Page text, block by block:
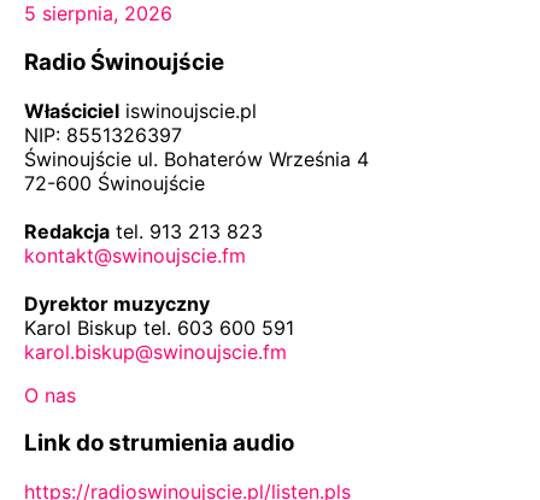
5 sierpnia, 2026
Radio Świnoujście
Właściciel iswinoujscie.pl
NIP: 8551326397
Świnoujście ul. Bohaterów Września 4
72-600 Świnoujście
Redakcja tel. 913 213 823
kontakt@swinoujscie.fm
Dyrektor muzyczny
Karol Biskup tel. 603 600 591
karol.biskup@swinoujscie.fm
O nas
Link do strumienia audio
https://radioswinoujscie.pl/listen.pls